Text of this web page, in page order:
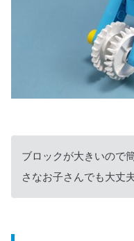
ブロックが大きいので
さなお子さんでも大丈